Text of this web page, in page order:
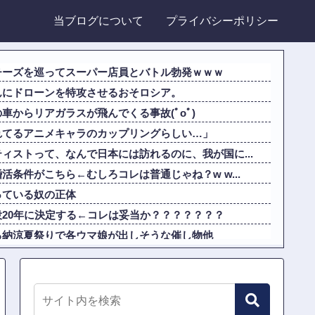
当ブログについて プライバシーポリシー
ズを巡ってスーパー店員とバトル勃発ｗｗｗ
ドローンを特攻させるおそロシア。
車からリアガラスが飛んでくる事故(ﾟoﾟ)
るアニメキャラのカップリングらしい…」
ストって、なんで日本には訪れるのに、我が国に...
活条件がこちら←むしろコレは普通じゃね？w w...
いる奴の正体
20年に決定する←コレは妥当か？？？？？？？
納涼夏祭りで各ウマ娘が出しそうな催し物他
療従事者の倫理観の高さに海外が超感動
テ」だけじゃなかった！